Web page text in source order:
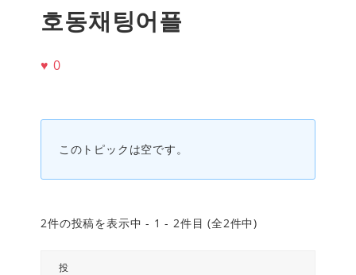
호동채팅어플
♥ 0
このトピックは空です。
2件の投稿を表示中 - 1 - 2件目 (全2件中)
投